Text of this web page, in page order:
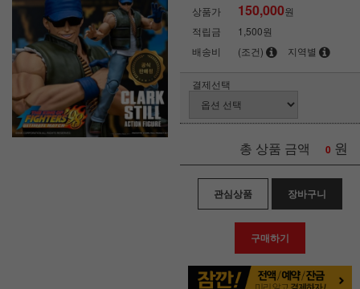
상품가
150,000원
적립금
1,500원
배송비
(조건) 지역별
결제선택
총 상품 금액 0 원
관심상품 장바구니
구매하기